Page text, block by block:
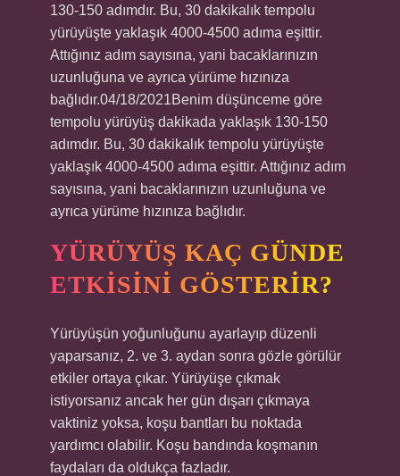
130-150 adımdır. Bu, 30 dakikalık tempolu
yürüyüşte yaklaşık 4000-4500 adıma eşittir.
Attığınız adım sayısına, yani bacaklarınızın
uzunluğuna ve ayrıca yürüme hızınıza
bağlıdır.04/18/2021Benim düşünceme göre
tempolu yürüyüş dakikada yaklaşık 130-150
adımdır. Bu, 30 dakikalık tempolu yürüyüşte
yaklaşık 4000-4500 adıma eşittir. Attığınız adım
sayısına, yani bacaklarınızın uzunluğuna ve
ayrıca yürüme hızınıza bağlıdır.
YÜRÜYÜŞ KAÇ GÜNDE
ETKISINI GÖSTERIR?
Yürüyüşün yoğunluğunu ayarlayıp düzenli
yaparsanız, 2. ve 3. aydan sonra gözle görülür
etkiler ortaya çıkar. Yürüyüşe çıkmak
istiyorsanız ancak her gün dışarı çıkmaya
vaktiniz yoksa, koşu bantları bu noktada
yardımcı olabilir. Koşu bandında koşmanın
faydaları da oldukça fazladır.